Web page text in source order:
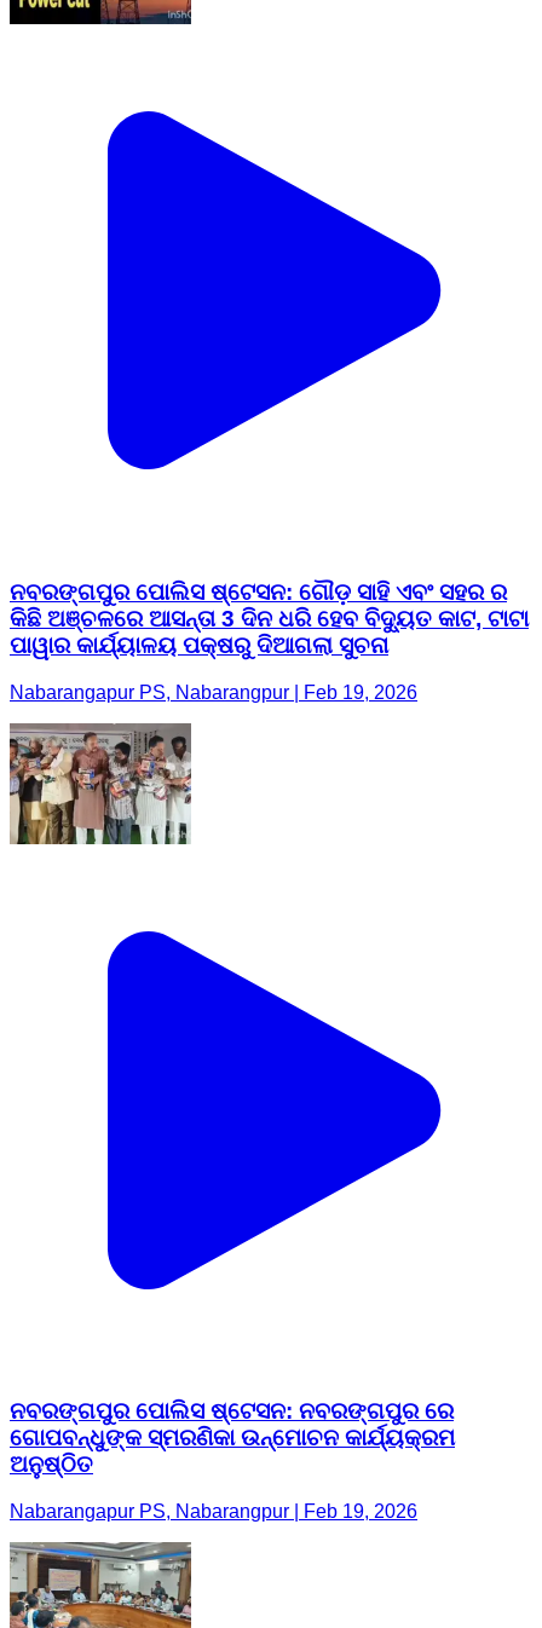
ନବରଙ୍ଗପୁର ପୋଲିସ ଷ୍ଟେସନ: ଗୌଡ଼ ସାହି ଏବଂ ସହର ର
କିଛି ଅଞ୍ଚଳରେ ଆସନ୍ତା 3 ଦିନ ଧରି ହେବ ବିଦ୍ୟୁତ କାଟ, ଟାଟା
ପାୱାର କାର୍ଯ୍ୟାଳୟ ପକ୍ଷରୁ ଦିଆଗଲା ସୁଚନା
Nabarangapur PS, Nabarangpur | Feb 19, 2026
ନବରଙ୍ଗପୁର ପୋଲିସ ଷ୍ଟେସନ: ନବରଙ୍ଗପୁର ରେ
ଗୋପବନ୍ଧୁଙ୍କ ସ୍ମରଣିକା ଉନ୍ମୋଚନ କାର୍ଯ୍ୟକ୍ରମ
ଅନୁଷ୍ଠିତ
Nabarangapur PS, Nabarangpur | Feb 19, 2026